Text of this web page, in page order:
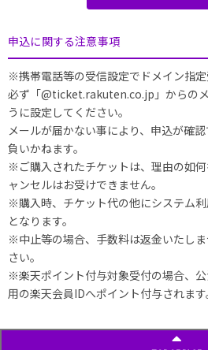
申込に関する注意事項
※携帯電話等の受信設定でドメイン指定
必ず「@ticket.rakuten.co.jp」からの
うに設定してください。
メールが届かない事により、申込が確
負いかねます。
※ご購入されたチケットは、理由の如
ャンセルはお受けできません。
※購入時、チケット代の他にシステム
となります。
※中止等の場合、手数料は返金いたし
さい。
※楽天ポイント付与対象受付の場合、
用の楽天会員IDへポイント付与されます